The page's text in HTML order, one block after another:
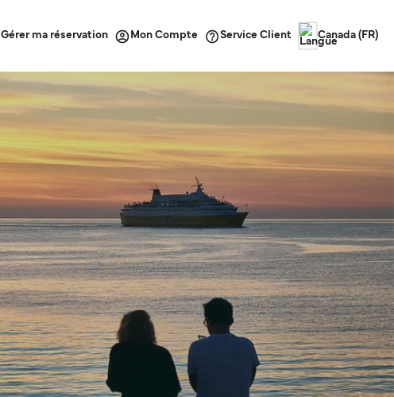
Gérer ma réservation Mon Compte Service Client Canada (FR)